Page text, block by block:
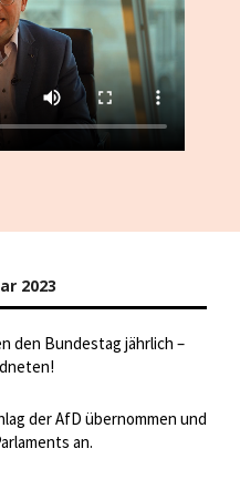
2023
den Bundestag jährlich –
der AfD übernommen und
an.